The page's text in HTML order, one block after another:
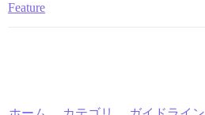
Feature